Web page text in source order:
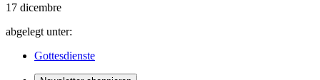
17 dicembre
abgelegt unter:
Gottesdienste